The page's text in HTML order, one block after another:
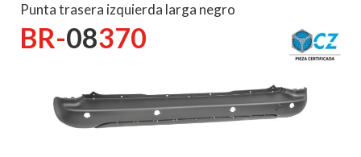
Punta trasera izquierda larga negro
BR-08370